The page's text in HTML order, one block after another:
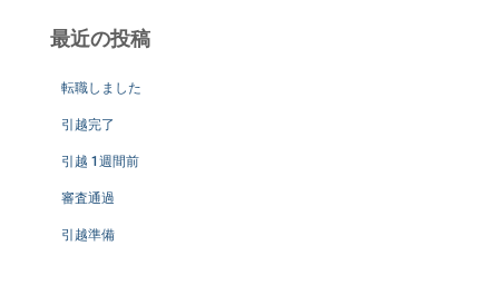
最近の投稿
転職しました
引越完了
引越 1週間前
審査通過
引越準備